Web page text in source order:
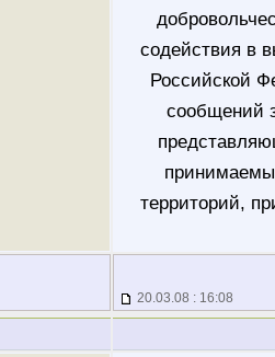
содействия в
Российской
сообщений
территорий,
20.03.08 : 16:08